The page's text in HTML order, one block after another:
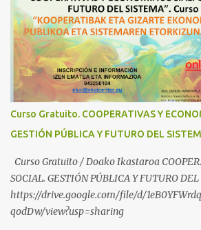
Industrial https://www.youtube.com/shorts/
¿Conoces los nuevos canales de BABESTU?
compartir ideas, para proteger a los niños y
frente a abusos y manipulaciones:
ezagutzen dituzu? Euskal haurrak eta
manipulazioetatik babesteko zerbait egin
partekatu nahi badituzu: Telegram :
https://whatsapp.com/channel/
SÍGUENOS EN YOUTUBE: https://
sub_confirmation=1
Curso Gratuito. COOPERATIVAS Y
GESTIÓN PÚBLICA Y FUTURO DEL
Curso Gratuito / Doako Ikastaroa
SOCIAL. GESTIÓN PÚBLICA Y FUTURO
https://drive.google.com/file/d/
qodDw/view?usp=sharing